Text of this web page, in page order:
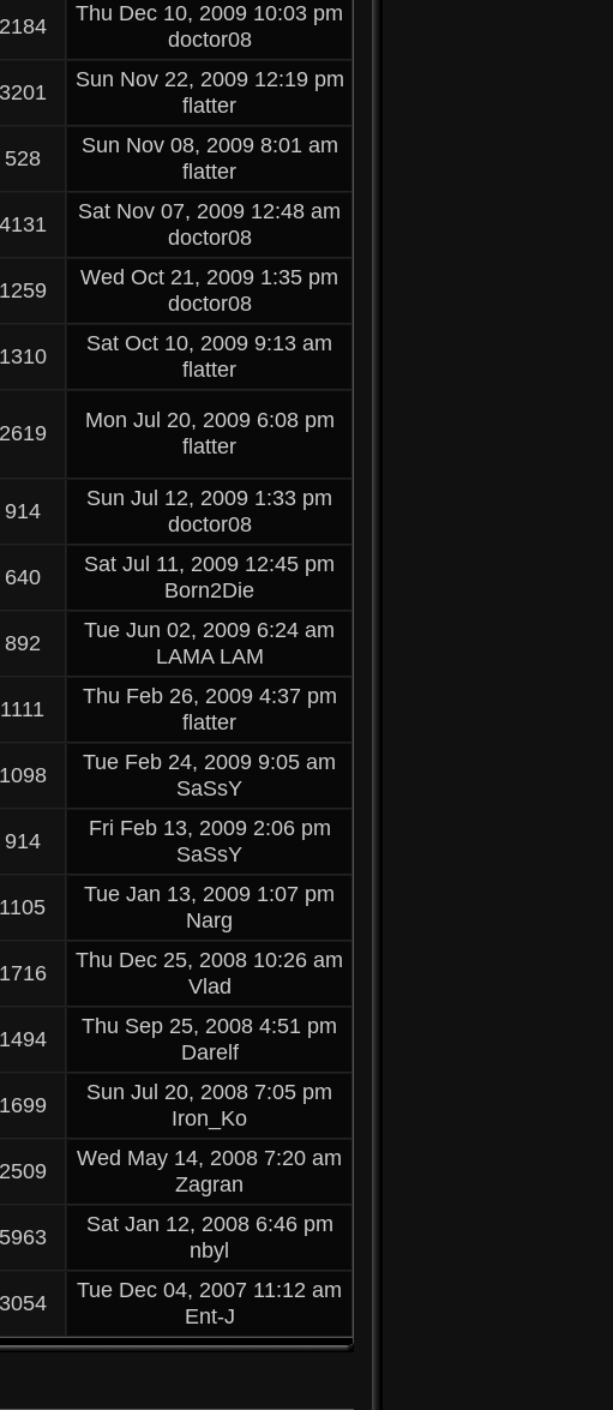
2184
Thu Dec 10, 2009 10:03 pm
doctor08
3201
Sun Nov 22, 2009 12:19 pm
flatter
528
Sun Nov 08, 2009 8:01 am
flatter
4131
Sat Nov 07, 2009 12:48 am
doctor08
1259
Wed Oct 21, 2009 1:35 pm
doctor08
1310
Sat Oct 10, 2009 9:13 am
flatter
2619
Mon Jul 20, 2009 6:08 pm
flatter
914
Sun Jul 12, 2009 1:33 pm
doctor08
640
Sat Jul 11, 2009 12:45 pm
Born2Die
892
Tue Jun 02, 2009 6:24 am
LAMA LAM
1111
Thu Feb 26, 2009 4:37 pm
flatter
1098
Tue Feb 24, 2009 9:05 am
SaSsY
914
Fri Feb 13, 2009 2:06 pm
SaSsY
1105
Tue Jan 13, 2009 1:07 pm
Narg
1716
Thu Dec 25, 2008 10:26 am
Vlad
1494
Thu Sep 25, 2008 4:51 pm
Darelf
1699
Sun Jul 20, 2008 7:05 pm
Iron_Ko
2509
Wed May 14, 2008 7:20 am
Zagran
5963
Sat Jan 12, 2008 6:46 pm
nbyl
3054
Tue Dec 04, 2007 11:12 am
Ent-J